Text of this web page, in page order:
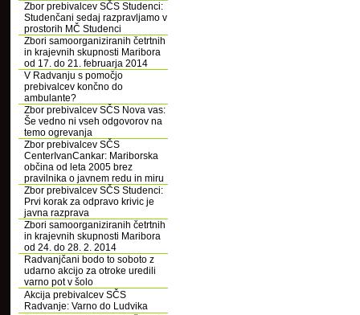
Zbor prebivalcev SČS Studenci:
Studenčani sedaj razpravljamo v
prostorih MČ Studenci
Zbori samoorganiziranih četrtnih
in krajevnih skupnosti Maribora
od 17. do 21. februarja 2014
V Radvanju s pomočjo
prebivalcev končno do
ambulante?
Zbor prebivalcev SČS Nova vas:
Še vedno ni vseh odgovorov na
temo ogrevanja
Zbor prebivalcev SČS
CenterIvanCankar: Mariborska
občina od leta 2005 brez
pravilnika o javnem redu in miru
Zbor prebivalcev SČS Studenci:
Prvi korak za odpravo krivic je
javna razprava
Zbori samoorganiziranih četrtnih
in krajevnih skupnosti Maribora
od 24. do 28. 2. 2014
Radvanjčani bodo to soboto z
udarno akcijo za otroke uredili
varno pot v šolo
Akcija prebivalcev SČS
Radvanje: Varno do Ludvika